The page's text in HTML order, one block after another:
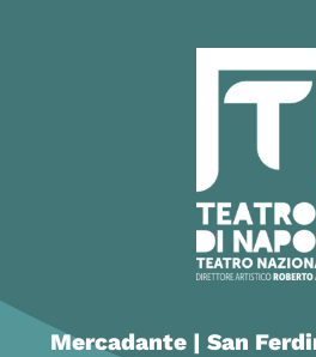
Mercadante | San